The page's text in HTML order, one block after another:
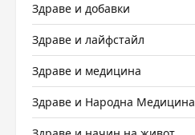
Здраве и добавки
Здраве и лайфстайл
Здраве и медицина
Здраве и Народна Медицина